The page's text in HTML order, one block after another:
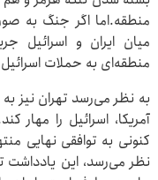
منطقه.اما اگر جنگ به
میان ایران و اسرائیل
منطقه‌ای به حملات
به نظر می‌رسد تهران نیز
آمریکا، اسرائیل را مهار
کنونی به توافقی نهایی
نظر می‌رسد، این